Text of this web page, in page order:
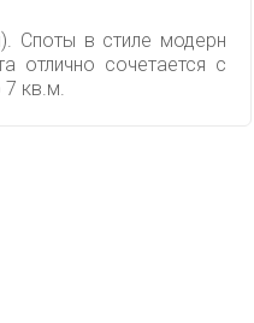
Споты в стиле модерн
отлично сочетается с
7 кв.м.